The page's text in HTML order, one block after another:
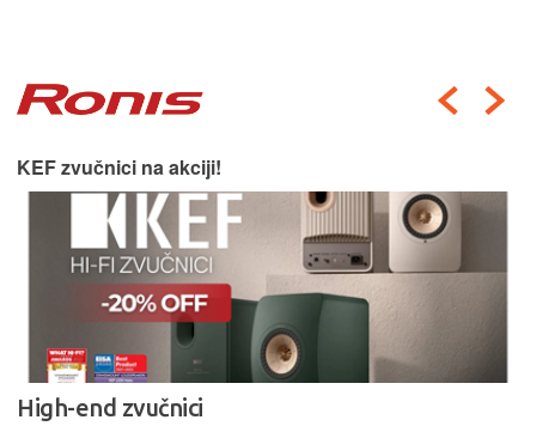
KEF zvučnici na akciji!
High-end zvučnici